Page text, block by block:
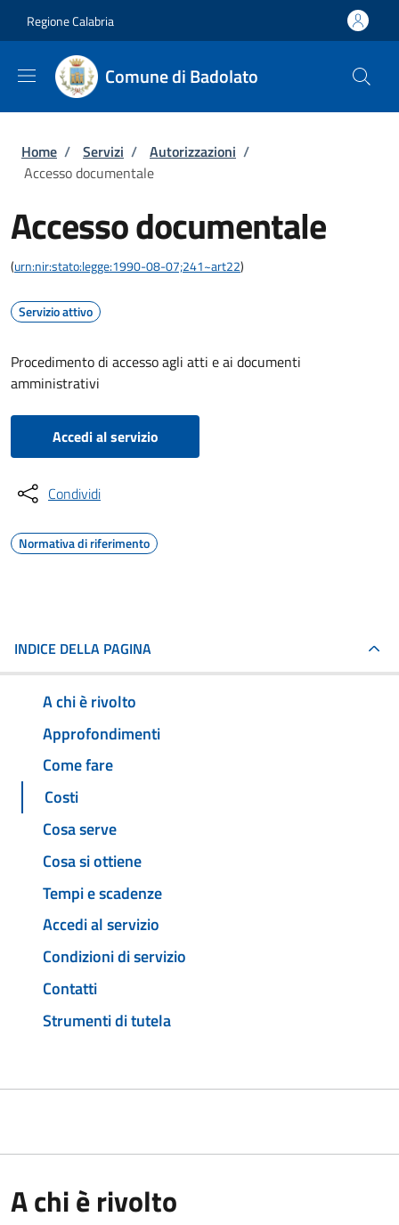
Regione Calabria
Comune di Badolato
Briciole di pane
Home / Servizi / Autorizzazioni /
Accesso documentale
Accesso documentale
(urn:nir:stato:legge:1990-08-07;241~art22)
Servizio attivo
Procedimento di accesso agli atti e ai documenti
amministrativi
Accedi al servizio
Condividi
Normativa di riferimento
INDICE DELLA PAGINA
A chi è rivolto
Approfondimenti
Come fare
Costi
Cosa serve
Cosa si ottiene
Tempi e scadenze
Accedi al servizio
Condizioni di servizio
Contatti
Strumenti di tutela
A chi è rivolto